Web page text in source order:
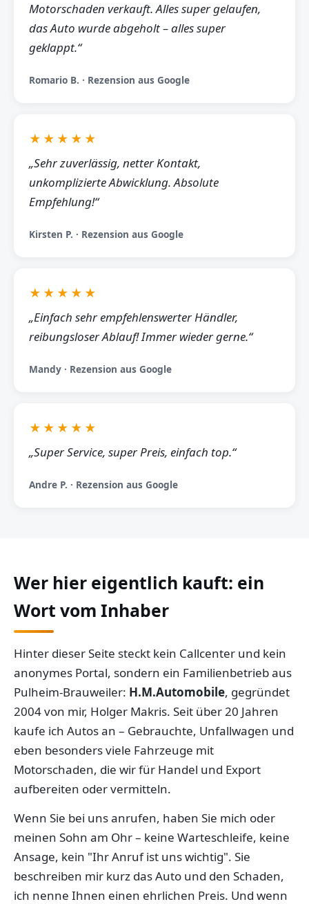
Motorschaden verkauft. Alles super gelaufen,
das Auto wurde abgeholt – alles super
geklappt.“
Romario B. · Rezension aus Google
★★★★★
„Sehr zuverlässig, netter Kontakt,
unkomplizierte Abwicklung. Absolute
Empfehlung!“
Kirsten P. · Rezension aus Google
★★★★★
„Einfach sehr empfehlenswerter Händler,
reibungsloser Ablauf! Immer wieder gerne.“
Mandy · Rezension aus Google
★★★★★
„Super Service, super Preis, einfach top.“
Andre P. · Rezension aus Google
Wer hier eigentlich kauft: ein
Wort vom Inhaber
Hinter dieser Seite steckt kein Callcenter und kein
anonymes Portal, sondern ein Familienbetrieb aus
Pulheim-Brauweiler: H.M.Automobile, gegründet
2004 von mir, Holger Makris. Seit über 20 Jahren
kaufe ich Autos an – Gebrauchte, Unfallwagen und
eben besonders viele Fahrzeuge mit
Motorschaden, die wir für Handel und Export
aufbereiten oder vermitteln.
Wenn Sie bei uns anrufen, haben Sie mich oder
meinen Sohn am Ohr – keine Warteschleife, keine
Ansage, kein "Ihr Anruf ist uns wichtig". Sie
beschreiben mir kurz das Auto und den Schaden,
ich nenne Ihnen einen ehrlichen Preis. Und wenn